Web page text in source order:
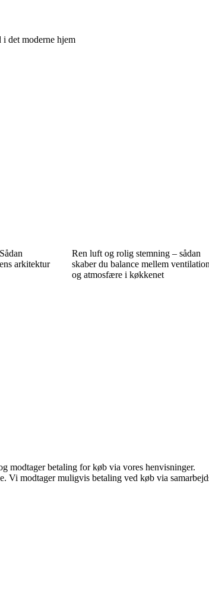
det moderne hjem
arkitektur
Ren luft og rolig stemning – sådan
skaber du balance mellem ventilation
og atmosfære i køkkenet
modtager betaling for køb via vores henvisninger.
modtager muligvis betaling ved køb via